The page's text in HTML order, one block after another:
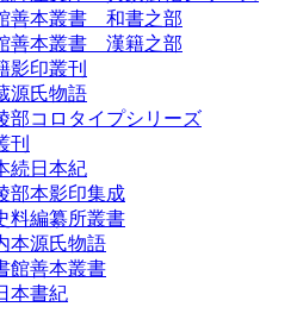
善本叢書 和書之部
善本叢書 漢籍之部
影印叢刊
源氏物語
部コロタイプシリーズ
刊
続日本紀
部本影印集成
料編纂所叢書
本源氏物語
館善本叢書
本書紀